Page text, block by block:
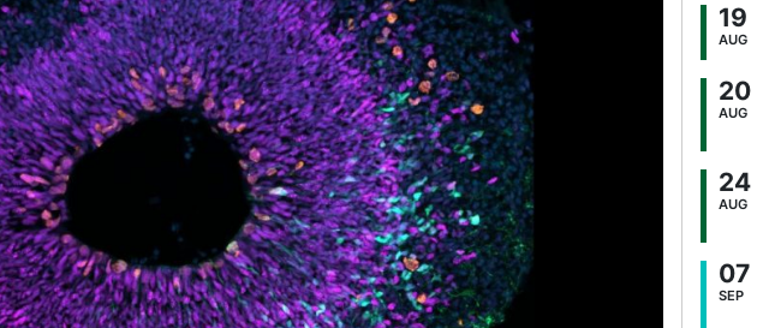
19
AUG
20
AUG
24
AUG
07
SEP